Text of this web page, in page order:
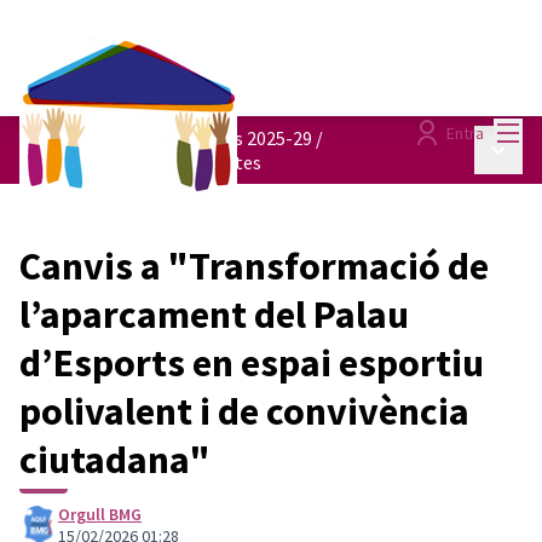
Entra
Pressupostos participatius 2025-29 /
Consulta totes les propostes
Canvis a "Transformació de
l’aparcament del Palau
d’Esports en espai esportiu
polivalent i de convivència
ciutadana"
Orgull BMG
15/02/2026 01:28